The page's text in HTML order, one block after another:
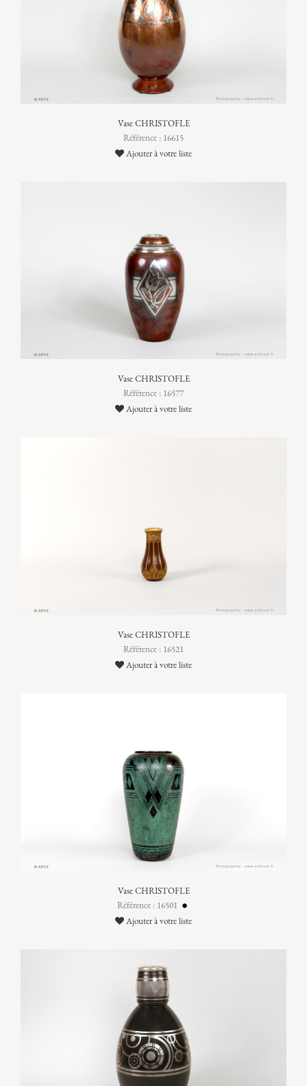
Vase CHRISTOFLE
Référence : 16615
Ajouter à votre liste
Vase CHRISTOFLE
Référence : 16577
Ajouter à votre liste
Vase CHRISTOFLE
Référence : 16521
Ajouter à votre liste
Vase CHRISTOFLE
Référence : 16501
Ajouter à votre liste